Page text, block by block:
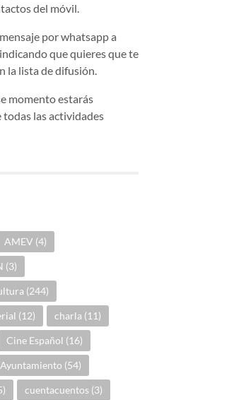
del móvil.
por whatsapp a
que quieres que te
la lista de difusión.
momento estarás
las actividades
AMEV (4)
(3)
(244)
(12) charla (11)
Cine Español (16)
(54)
cuentacuentos (3)